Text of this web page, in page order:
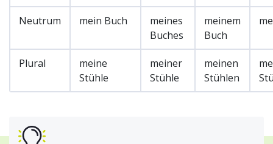
Neutrum mein Buch
meines
Buches
meinem
Buch
Plural
meine
Stühle
meiner
Stühle
meinen
Stühlen